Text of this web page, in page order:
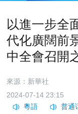
以進一步全
代化廣闊前
中全會召開
來源：新華社
2024-07-14 23:15